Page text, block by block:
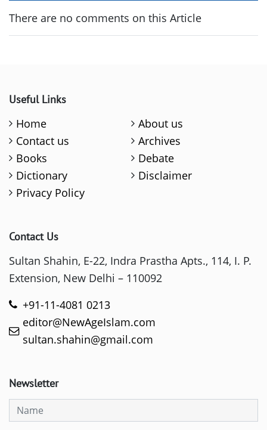
There are no comments on this Article
Useful Links
Home
About us
Contact us
Archives
Books
Debate
Dictionary
Disclaimer
Privacy Policy
Contact Us
Sultan Shahin, E-22, Indra Prastha Apts., 114, I. P.
Extension, New Delhi – 110092
+91-11-4081 0213
editor@NewAgeIslam.com
sultan.shahin@gmail.com
Newsletter